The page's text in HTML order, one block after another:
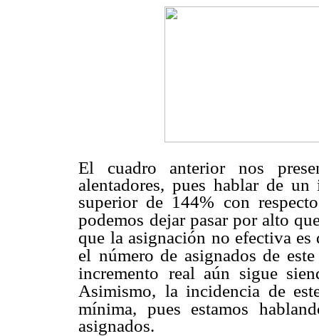
El cuadro anterior nos
alentadores, pues hablar de
superior de 144% con
podemos dejar pasar por alto
que la asignación no efectiva
el número de asignados de
incremento real aún sigue
Asimismo, la incidencia de
mínima,
pues estamos
asignados.